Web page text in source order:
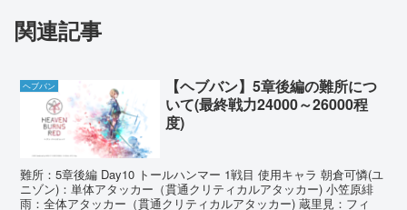
関連記事
ヘブバン
【ヘブバン】5章後編の難所につ
いて(最終戦力24000～26000程
度)
難所：5章後編 Day10 トールハンマー 1戦目 使用キャラ 朝倉可憐(ユ
ニゾン)：単体アタッカー（貫通クリティカルアタッカー) 小笠原緋
雨：全体アタッカー（貫通クリティカルアタッカー) 蔵里見：フィ